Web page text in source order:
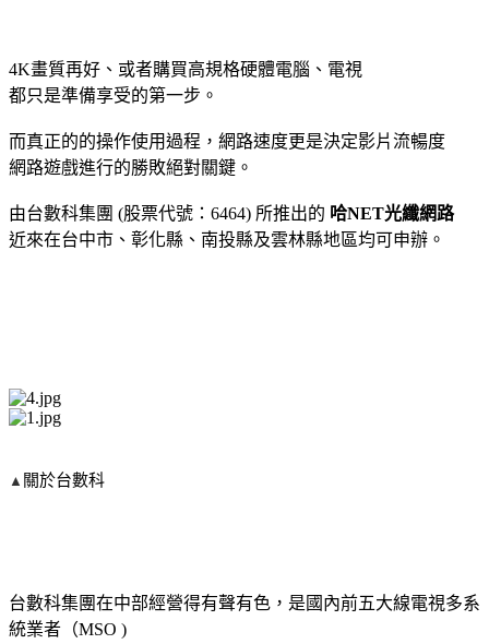
4K畫質再好、或者購買高規格硬體電腦、電視
都只是準備享受的第一步。
而真正的的操作使用過程，網路速度更是決定影片流暢度
網路遊戲進行的勝敗絕對關鍵。
由台數科集團 (股票代號：6464) 所推出的 哈NET光纖網路
近來在台中市、彰化縣、南投縣及雲林縣地區均可申辦。
▲ 關於台數科
台數科集團在中部經營得有聲有色，是國內前五大線電視多系
統業者（MSO )